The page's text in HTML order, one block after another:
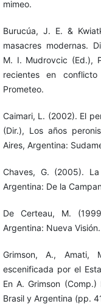
mimeo.
Burucúa, J. E. &
masacres modernas.
M. I. Mudrovcic (Ed.),
recientes en
Prometeo.
Caimari, L. (2002). El
(Dir.), Los años
Aires, Argentina:
Chaves, G. (2005).
Argentina: De la
De Certeau, M.
Argentina: Nueva Visión.
Grimson, A., Amati,
escenificada por el
En A. Grimson
Brasil y Argentina (pp.